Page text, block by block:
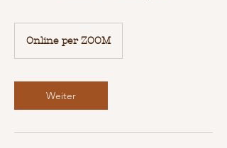
Online per ZOOM
Weiter